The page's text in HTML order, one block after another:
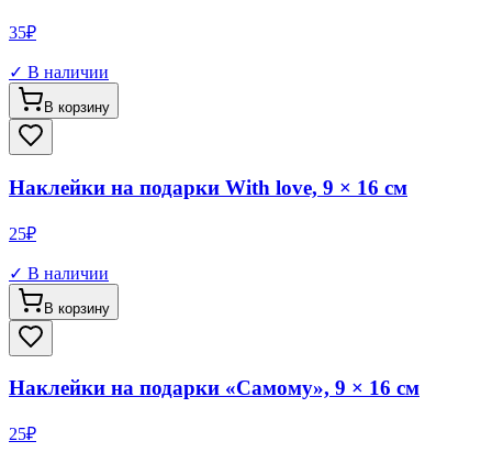
35₽
✓ В наличии
В корзину
Наклейки на подарки With love, 9 × 16 см
25₽
✓ В наличии
В корзину
Наклейки на подарки «Самому», 9 × 16 см
25₽